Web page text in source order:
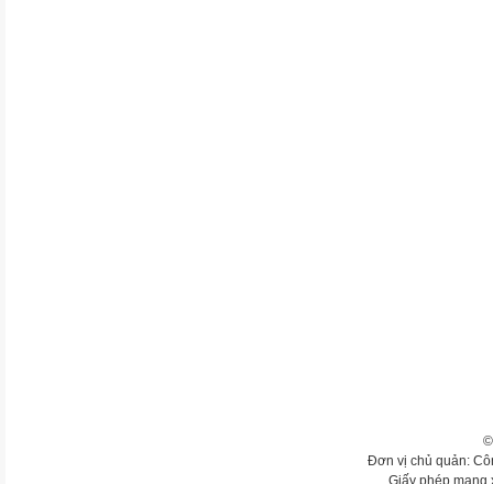
Đơn vị chủ quản:
Giấy phép mạng